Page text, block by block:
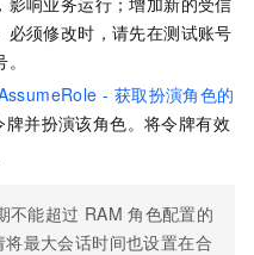
必须修改时，请先在测试账号
- 获取扮演角色的
并扮演该角色。将令牌有效
不能超过 RAM 角色配置的
最大会话时间也设置在合